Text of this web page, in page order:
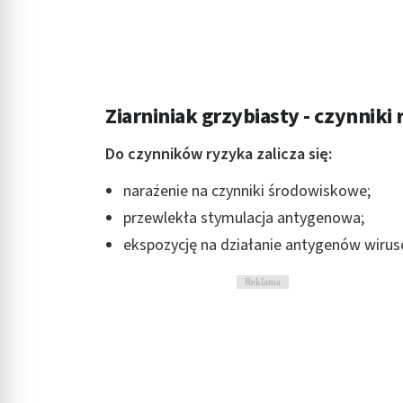
Ziarniniak grzybiasty - czynniki
Do czynników ryzyka zalicza się:
narażenie na czynniki środowiskowe;
przewlekła stymulacja antygenowa;
ekspozycję na działanie antygenów
Reklama